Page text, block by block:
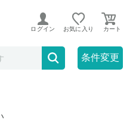
す。
ログイン お気に入り
条件変更